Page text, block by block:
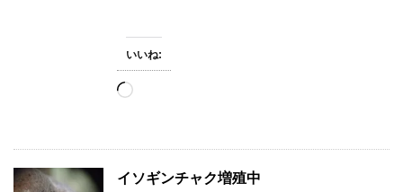
いいね:
読
み
イソギンチャク増殖中